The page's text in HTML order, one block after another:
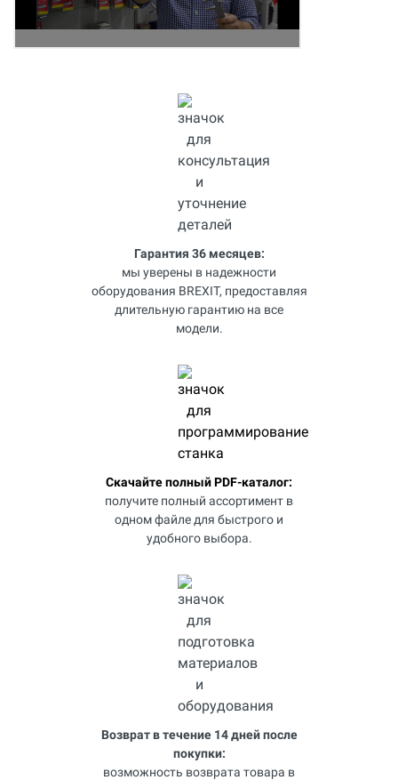
Гарантия 36 месяцев:
мы уверены в надежности
оборудования BREXIT, предоставляя
длительную гарантию на все
модели.
Скачайте полный PDF-каталог:
получите полный ассортимент в
одном файле для быстрого и
удобного выбора.
Возврат в течение 14 дней после
покупки:
возможность возврата товара в